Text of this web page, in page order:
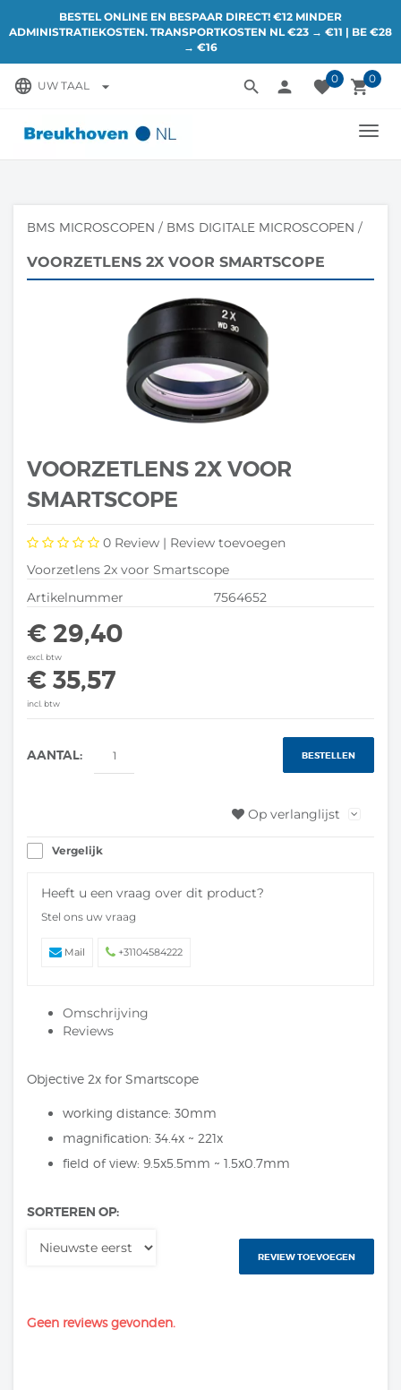
BESTEL ONLINE EN BESPAAR DIRECT! €12 MINDER
ADMINISTRATIEKOSTEN. TRANSPORTKOSTEN NL €23 → €11 | BE €28
→ €16
language UW TAAL arrow_drop_down local_grocery_store0
favorite0
search person
BMS MICROSCOPEN / BMS DIGITALE MICROSCOPEN /
VOORZETLENS 2X VOOR SMARTSCOPE
VOORZETLENS 2X VOOR
SMARTSCOPE
0 Review | Review toevoegen
Voorzetlens 2x voor Smartscope
Artikelnummer
7564652
€ 29,40
excl. btw
€ 35,57
incl. btw
AANTAL: BESTELLEN
Op verlanglijst
Vergelijk
Heeft u een vraag over dit product?
Stel ons uw vraag
Mail +31104584222
Omschrijving
Reviews
Objective 2x for Smartscope
working distance: 30mm
magnification: 34.4x ~ 221x
field of view: 9.5x5.5mm ~ 1.5x0.7mm
SORTEREN OP:
REVIEW TOEVOEGEN
Geen reviews gevonden.